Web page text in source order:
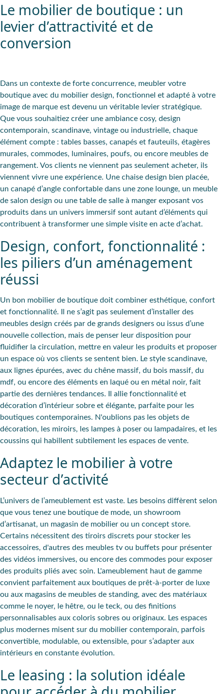
Le mobilier de boutique : un
levier d’attractivité et de
conversion
Dans un contexte de forte concurrence, meubler votre
boutique avec du mobilier design, fonctionnel et adapté à votre
image de marque est devenu un véritable levier stratégique.
Que vous souhaitiez créer une ambiance cosy, design
contemporain, scandinave, vintage ou industrielle, chaque
élément compte : tables basses, canapés et fauteuils, étagères
murales, commodes, luminaires, poufs, ou encore meubles de
rangement. Vos clients ne viennent pas seulement acheter, ils
viennent vivre une expérience. Une chaise design bien placée,
un canapé d’angle confortable dans une zone lounge, un meuble
de salon design ou une table de salle à manger exposant vos
produits dans un univers immersif sont autant d’éléments qui
contribuent à transformer une simple visite en acte d’achat.
Design, confort, fonctionnalité :
les piliers d’un aménagement
réussi
Un bon mobilier de boutique doit combiner esthétique, confort
et fonctionnalité. Il ne s’agit pas seulement d’installer des
meubles design créés par de grands designers ou issus d’une
nouvelle collection, mais de penser leur disposition pour
fluidifier la circulation, mettre en valeur les produits et proposer
un espace où vos clients se sentent bien. Le style scandinave,
aux lignes épurées, avec du chêne massif, du bois massif, du
mdf, ou encore des éléments en laqué ou en métal noir, fait
partie des dernières tendances. Il allie fonctionnalité et
décoration d’intérieur sobre et élégante, parfaite pour les
boutiques contemporaines. N'oublions pas les objets de
décoration, les miroirs, les lampes à poser ou lampadaires, et les
coussins qui habillent subtilement les espaces de vente.
Adaptez le mobilier à votre
secteur d’activité
L’univers de l’ameublement est vaste. Les besoins diffèrent selon
que vous tenez une boutique de mode, un showroom
d’artisanat, un magasin de mobilier ou un concept store.
Certains nécessitent des tiroirs discrets pour stocker les
accessoires, d'autres des meubles tv ou buffets pour présenter
des vidéos immersives, ou encore des commodes pour exposer
des produits pliés avec soin. L'ameublement haut de gamme
convient parfaitement aux boutiques de prêt-à-porter de luxe
ou aux magasins de meubles de standing, avec des matériaux
comme le noyer, le hêtre, ou le teck, ou des finitions
personnalisables aux coloris sobres ou originaux. Les espaces
plus modernes misent sur du mobilier contemporain, parfois
convertible, modulable, ou extensible, pour s’adapter aux
intérieurs en constante évolution.
Le leasing : la solution idéale